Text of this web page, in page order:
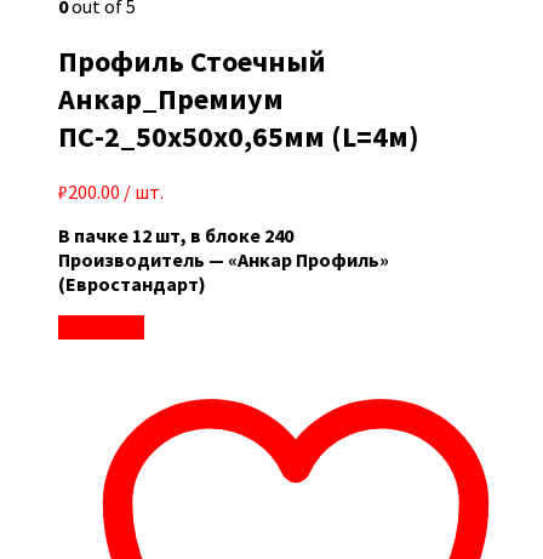
0out of 5
Профиль Стоечный
Анкар_Премиум
ПС-2_50x50x0,65мм (L=4м)
₽200.00 / шт.
В пачке 12 шт, в блоке 240
Производитель — «Анкар Профиль»
(Евростандарт)